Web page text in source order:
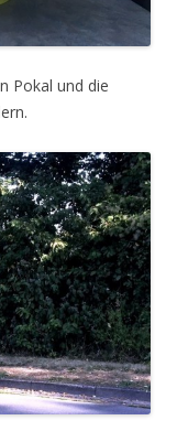
Pokal und die